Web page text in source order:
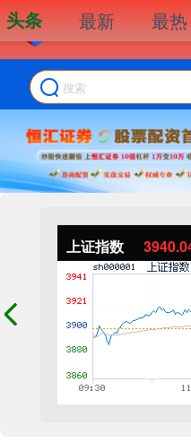
上证指数
头条 最新 最热